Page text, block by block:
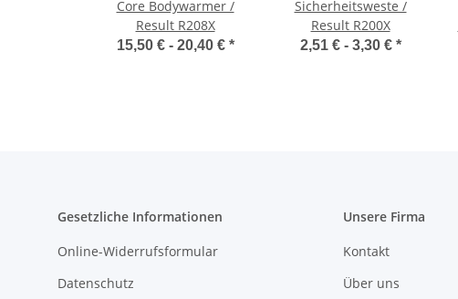
Core Bodywarmer /
Result R208X
15,50 € - 20,40 € *
Sicherheitsweste /
Result R200X
2,51 € - 3,30 € *
Gesetzliche Informationen
Online-Widerrufsformular
Datenschutz
Unsere Firma
Kontakt
Über uns